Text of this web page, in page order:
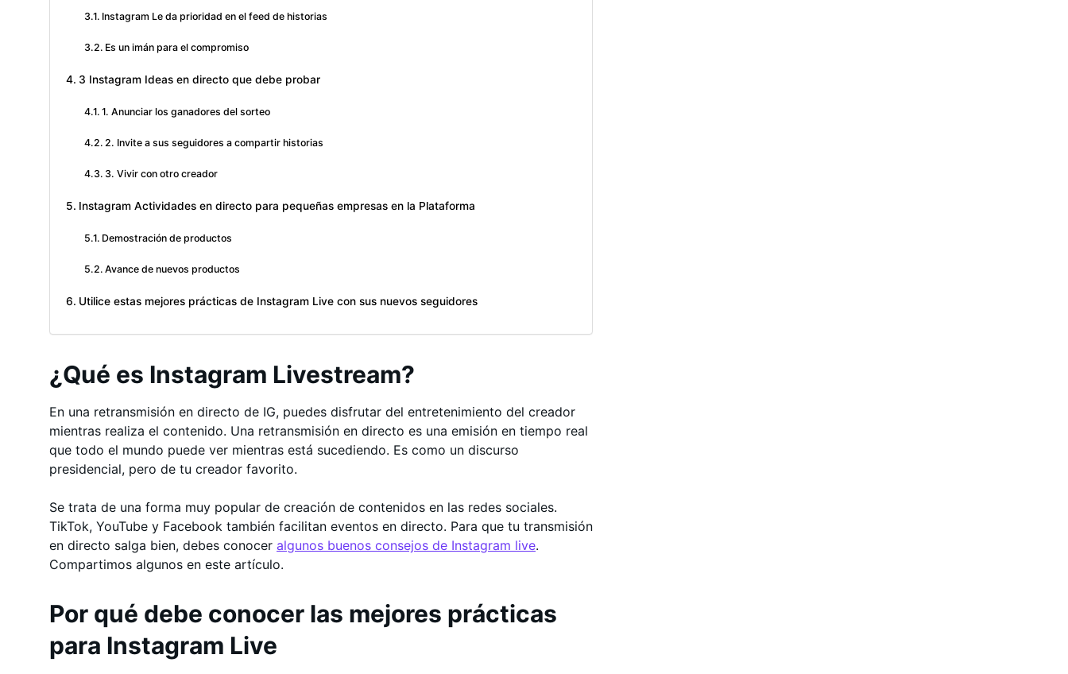
Instagram Le da prioridad en el feed de historias
Es un imán para el compromiso
3 Instagram Ideas en directo que debe probar
1. Anunciar los ganadores del sorteo
2. Invite a sus seguidores a compartir historias
3. Vivir con otro creador
Instagram Actividades en directo para pequeñas empresas en la Plataforma
Demostración de productos
Avance de nuevos productos
Utilice estas mejores prácticas de Instagram Live con sus nuevos seguidores
¿Qué es Instagram Livestream?
En una retransmisión en directo de IG, puedes disfrutar del entretenimiento del creador
mientras realiza el contenido. Una retransmisión en directo es una emisión en tiempo real
que todo el mundo puede ver mientras está sucediendo. Es como un discurso
presidencial, pero de tu creador favorito.
Se trata de una forma muy popular de creación de contenidos en las redes sociales.
TikTok, YouTube y Facebook también facilitan eventos en directo. Para que tu transmisión
en directo salga bien, debes conocer algunos buenos consejos de Instagram live.
Compartimos algunos en este artículo.
Por qué debe conocer las mejores prácticas
para Instagram Live